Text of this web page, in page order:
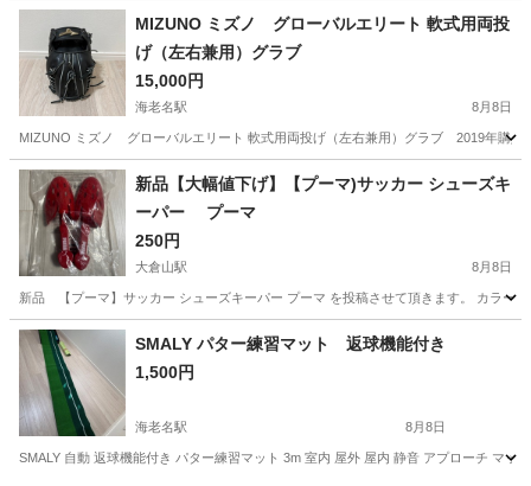
神奈川 茅ヶ崎市 マリンスポーツ
MIZUNO ミズノ グローバルエリート 軟式用両投
げ（左右兼用）グラブ
15,000円
海老名駅 8月8日
MIZUNO ミズノ グローバルエリート 軟式用両投げ（左右兼用）グラブ 2019年購入
神奈川 海老名市 海老名駅 野球
新品【大幅値下げ】【プーマ)サッカー シューズキ
ーパー プーマ
250円
大倉山駅 8月8日
新品 【プーマ】サッカー シューズキーパー プーマ を投稿させて頂きます。 カラー
神奈川 横浜市 大倉山駅 サッカー プーマ
SMALY パター練習マット 返球機能付き
1,500円
海老名駅 8月8日
SMALY 自動 返球機能付き パター練習マット 3m 室内 屋外 屋内 静音 アプローチ マ